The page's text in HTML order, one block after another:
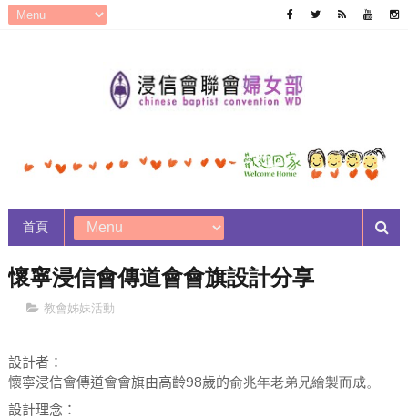
首頁
懷寧浸信會傳道會會旗設計分享
教會姊妹活動
設計者：
懷寧浸信會傳道會會旗由高齡98歲的俞兆年老弟兄繪製而成。
設計理念：